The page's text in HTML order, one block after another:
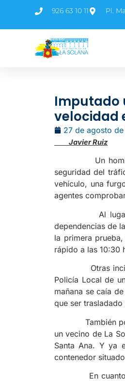
926 63 10 11 Pl.
Imputado
velocidad
27 de agosto de
Javier Ruiz
Un hombre de
seguridad del
vehículo, una
agentes
Al lugar se
dependencias de
la primera
rápido a las 10:30
Otras
Policía Local de
mañana se caía
que ser
También por
un vecino de La
Santa Ana. Y ya
contenedor
En cuanto a